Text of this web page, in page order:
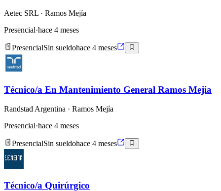
Aetec SRL · Ramos Mejía
Presencial·hace 4 meses
PresencialSin sueldohace 4 meses
Técnico/a En Mantenimiento General Ramos Mejia
Randstad Argentina · Ramos Mejía
Presencial·hace 4 meses
PresencialSin sueldohace 4 meses
Técnico/a Quirúrgico